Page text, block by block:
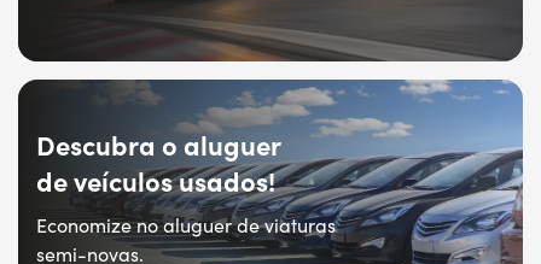
Descubra o aluguer
de veículos usados!
Economize no aluguer de viaturas
semi-novas.